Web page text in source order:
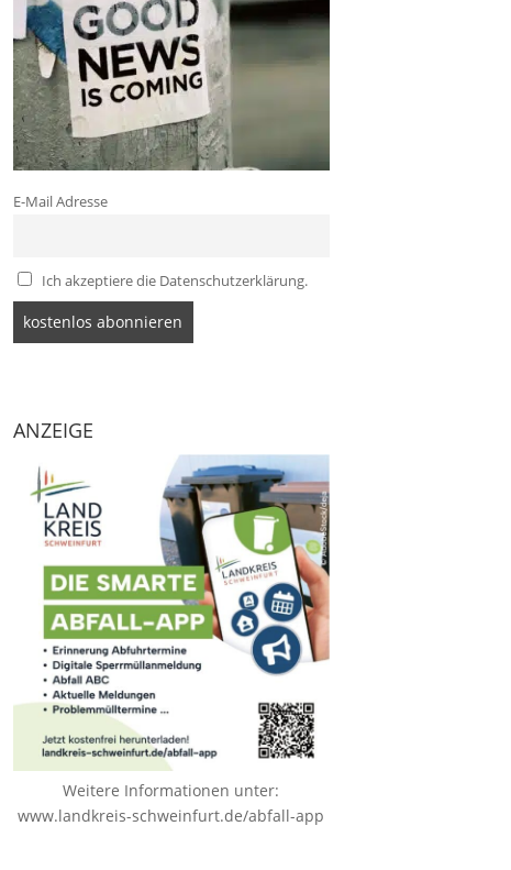
E-Mail Adresse
Ich akzeptiere die Datenschutzerklärung.
ANZEIGE
Weitere Informationen unter:
www.landkreis-schweinfurt.de/abfall-app